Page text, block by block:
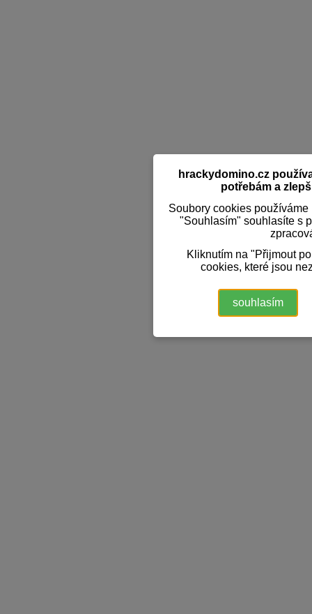
hrackydomino.cz
potřebám a
Soubory cookies
"Souhlasím" souhlasíte s
Kliknutím na "Přijmout
cookies, které jsou
souhlasím